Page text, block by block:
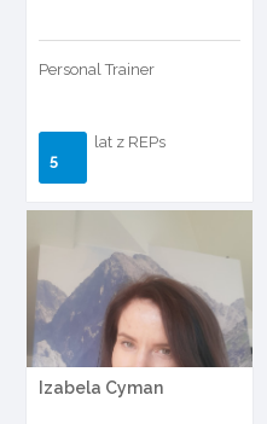
Personal Trainer
5
lat z REPs
Izabela Cyman